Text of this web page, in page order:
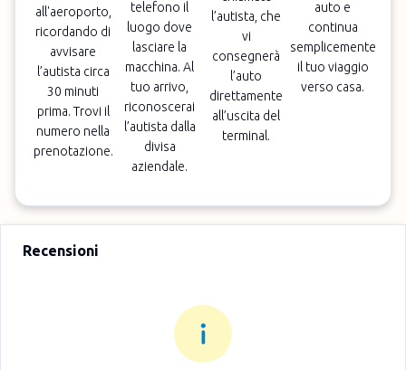
all'aeroporto,
ricordando di
avvisare
l’autista circa
30 minuti
prima. Trovi il
numero nella
prenotazione.
telefono il
luogo dove
lasciare la
macchina. Al
tuo arrivo,
riconoscerai
l’autista dalla
divisa
aziendale.
l’autista, che
vi
consegnerà
l’auto
direttamente
all’uscita del
terminal.
auto e
continua
semplicemente
il tuo viaggio
verso casa.
Recensioni